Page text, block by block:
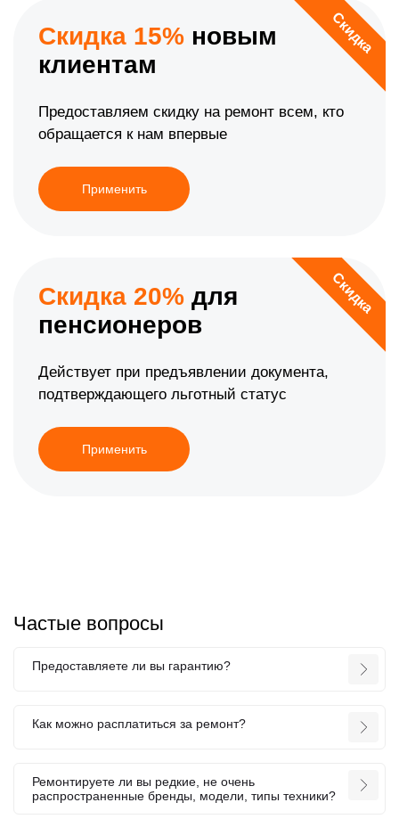
Скидка
Скидка 15% новым
клиентам
Предоставляем скидку на ремонт всем, кто
обращается к нам впервые
Применить
Скидка
Скидка 20% для
пенсионеров
Действует при предъявлении документа,
подтверждающего льготный статус
Применить
Частые вопросы
Предоставляете ли вы гарантию?
Как можно расплатиться за ремонт?
Ремонтируете ли вы редкие, не очень
распространенные бренды, модели, типы техники?